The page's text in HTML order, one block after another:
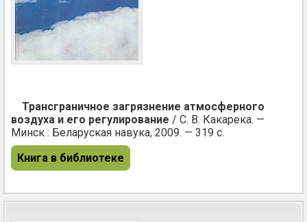
Трансграничное загрязнение атмосферного
воздуха и его регулирование / С. В. Какарека. —
Минск : Беларуская навука, 2009. — 319 с.
Книга в библиотеке